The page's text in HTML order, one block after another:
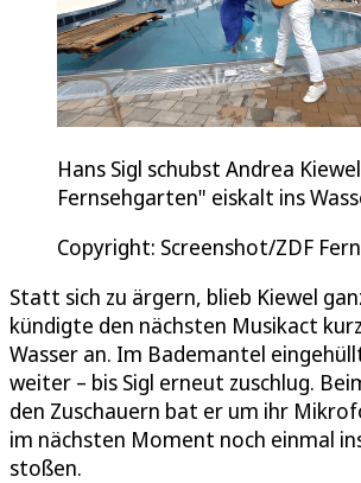
Hans Sigl schubst Andrea
Fernsehgarten" eiskalt ins
Copyright: Screenshot/ZDF
Statt sich zu ärgern, blieb Kiewel
kündigte den nächsten Musikact
Wasser an. Im Bademantel
weiter – bis Sigl erneut zuschlug.
den Zuschauern bat er um ihr
im nächsten Moment noch einmal
stoßen.